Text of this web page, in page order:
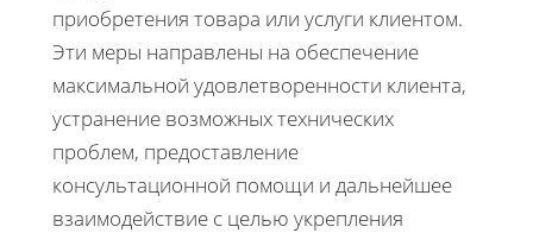
приобретения товара или услуги клиентом.
Эти меры направлены на обеспечение
максимальной удовлетворенности клиента,
устранение возможных технических
проблем, предоставление
консультационной помощи и дальнейшее
взаимодействие с целью укрепления